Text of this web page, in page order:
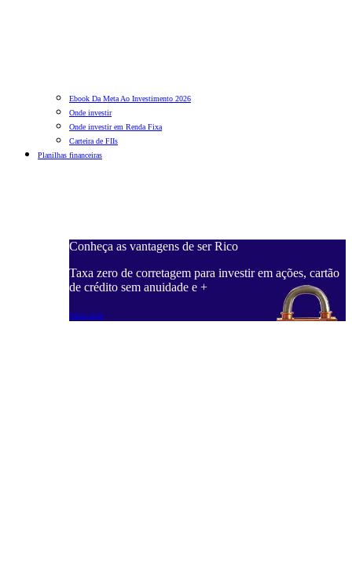
Ebook Da Meta Ao Investimento 2026
Onde investir
Onde investir em Renda Fixa
Carteira de FIIs
Planilhas financeiras
Conheça as vantagens de ser Rico
Taxa zero de corretagem para investir em ações, cartão
de crédito sem anuidade e +
Saiba mais